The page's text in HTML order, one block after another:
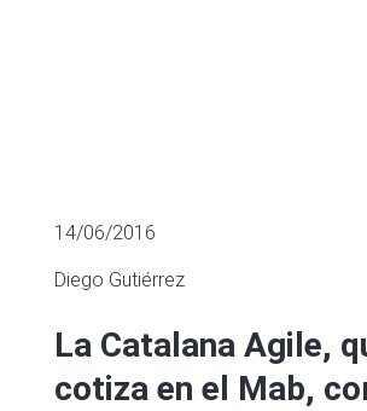
14/06/2016
Diego Gutiérrez
La Catalana Agile,
cotiza en el Mab,